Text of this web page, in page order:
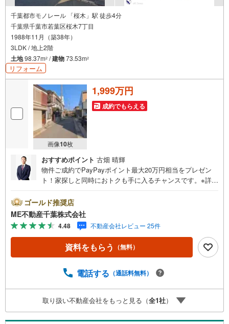
千葉都市モノレール 「桜木」駅 徒歩4分
千葉県千葉市若葉区桜木7丁目
1988年11月（築38年）
3LDK / 地上2階
土地98.37m2 /建物73.53m2
リフォーム
画像10枚
1,999万円
成約でもらえる
おすすめポイント 古畑 晴輝
物件ご成約でPayPayポイント最大20万円相当をプレゼン
ト！家探しと同時におトクも手に入るチャンスです。※詳し
送迎無料！頭金なし・銀行比較＆相談可！ テレビで紹介さ
れた『やどかリッチ』使えます！豊かに過ごすには『イン
テリア』家具や家電と『エクステリア』カーポートや楽し
める庭、この充実度で変わってきます。これらを一括で購
入でき、その代金を住宅ローンに組み込むことが可能なサ
ービス、それがやどかリッチです。 頭金0円でもOK！（諸
の？疾病ってなに？ローン組めるかな？」わからないこと
ーンの組み方、知らないと損する税金のこと等トータルで
サポート致します！
ゴールド推奨店
ME不動産千葉株式会社
4.48 不動産会社レビュー 25件
資料をもらう （無料）
電話する （通話料無料）
取り扱い不動産会社をもっと見る（全1社）